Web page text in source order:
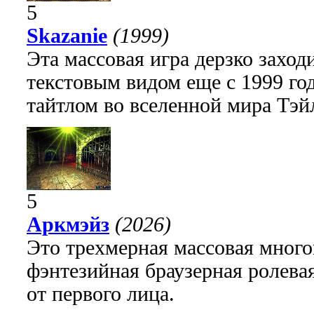
5
Skazanie (1999)
Эта массовая игра дерзко
текстовым видом еще с 1999
тайтлом во вселенной мира
5
Аркмэйз (2026)
Это трехмерная массовая
фэнтезийная браузерная
от первого лица.